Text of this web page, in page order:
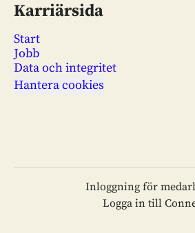
Karriärsida
Start
Jobb
Data och integritet
Hantera cookies
Inloggning för
Logga in till